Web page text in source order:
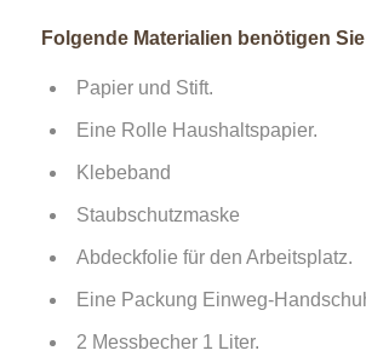
Folgende Materialien benötigen
Papier und Stift.
Eine Rolle Haushaltspapier.
Klebeband
Staubschutzmaske
Abdeckfolie für den Arbeitsplatz.
Eine Packung Einweg-
2 Messbecher 1 Liter.